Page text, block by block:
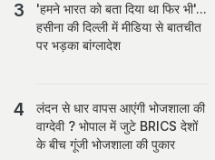
'हमने भारत को बता दिया था फिर भी'...
हसीना की दिल्ली में मीडिया से बातचीत
पर भड़का बांग्लादेश
लंदन से धार वापस आएंगी भोजशाला की
वाग्देवी ? भोपाल में जुटे BRICS देशों
के बीच गूंजी भोजशाला की पुकार